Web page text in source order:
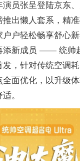
演员张呈登陆京东
出懒人套系，精
户轻松畅享舒心
添新成员 —— 统帅
发，针对传统空调
面优化，以升级
。